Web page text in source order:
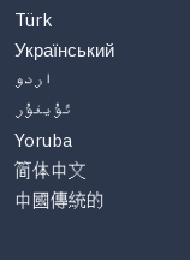
Türk
Український
اردو
ئۇيغۇر
Yoruba
简体中文
中國傳統的